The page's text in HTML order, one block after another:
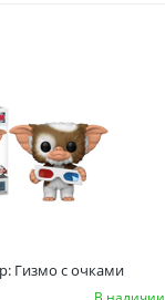
Гизмо с очками